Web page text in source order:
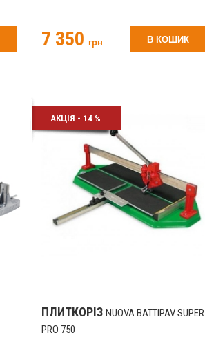
7 350 грн В КОШИК
АКЦІЯ - 14 %
ПЛИТКОРІЗ NUOVA BATTIPAV SUPER
PRO 750